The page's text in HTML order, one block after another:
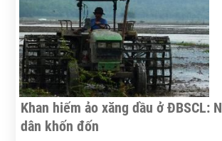
Khan hiếm ảo xăng dầu ở ĐBSCL:
dân khốn đốn